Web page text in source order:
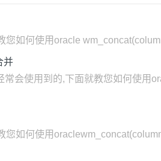
如何使用oracle
并
会使用到的,下面就教您如何使用
如何使用